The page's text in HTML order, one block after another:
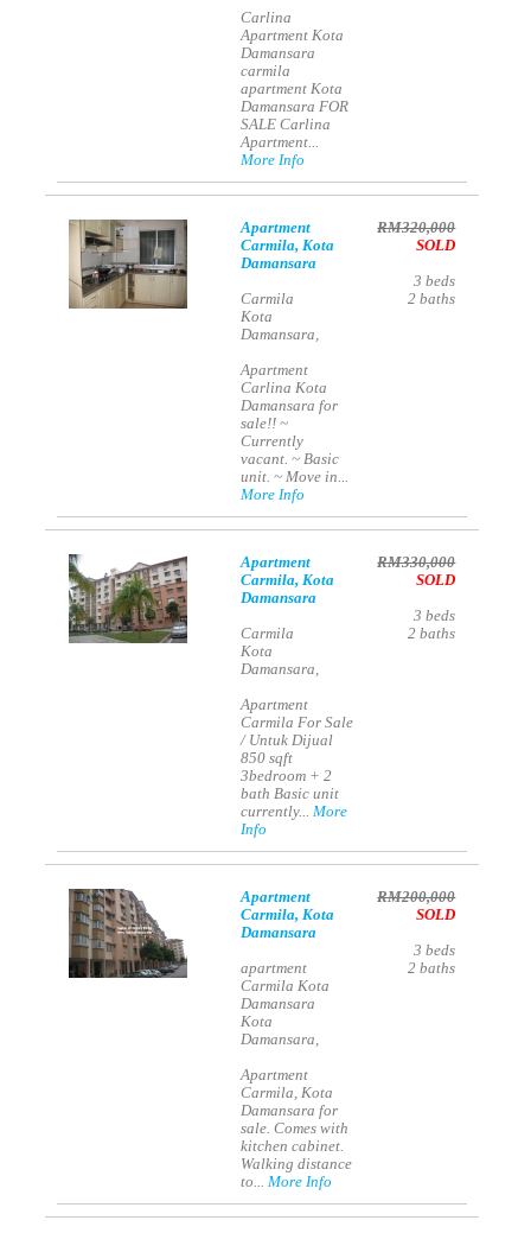
Carlina
Apartment Kota
Damansara
carmila
apartment Kota
Damansara FOR
SALE Carlina
Apartment...
More Info
Apartment
Carmila, Kota
Damansara
Carmila
Kota
Damansara,
Apartment
Carlina Kota
Damansara for
sale!! ~
Currently
vacant. ~ Basic
unit. ~ Move in...
More Info
RM320,000
SOLD
3 beds
2 baths
Apartment
Carmila, Kota
Damansara
Carmila
Kota
Damansara,
Apartment
Carmila For Sale
/ Untuk Dijual
850 sqft
3bedroom + 2
bath Basic unit
currently...More
Info
RM330,000
SOLD
3 beds
2 baths
Apartment
Carmila, Kota
Damansara
apartment
Carmila Kota
Damansara
Kota
Damansara,
Apartment
Carmila, Kota
Damansara for
sale. Comes with
kitchen cabinet.
Walking distance
to...More Info
RM200,000
SOLD
3 beds
2 baths